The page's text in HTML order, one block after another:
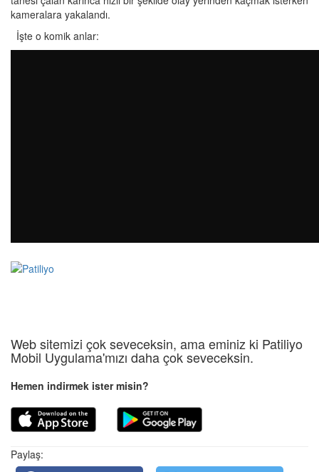
kameralara yakalandı.
İşte o komik anlar:
Web sitemizi çok seveceksin, ama eminiz ki Patiliyo
Mobil Uygulama'mızı daha çok seveceksin.
Hemen indirmek ister misin?
Paylaş: